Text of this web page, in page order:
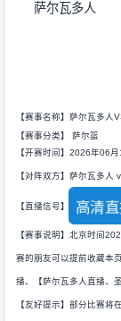
萨尔瓦多人
【赛事名称】萨尔瓦多人
【赛事分类】 萨尔篮
【开赛时间】2026年06
【对阵双方】萨尔瓦多人
【直播信号】 高清
【赛事说明】北京时间
赛的朋友可以提前收藏本
播、【萨尔瓦多人直播、
【友好提示】部分比赛将